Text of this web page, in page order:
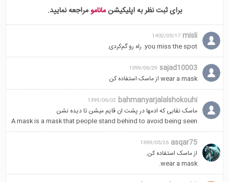
برای ثبت نظر به اپلیکیشنمانامومراجعه نمایید.
misli
1402/05/17
you miss the spot. راه رو گم‌کردی.
sajad10003
1399/06/29
wear a mask از ماسک استفاده کن
bahmanyarjalalshokouhi
1399/06/02
ماسک نقابی که ادمها در پشت ان قایم میشن تا دیده نشن
A mask is a mask that people stand behind to avoid being seen
asqar75
1399/05/26
از ماسک استفاده کن.
wear a mask.